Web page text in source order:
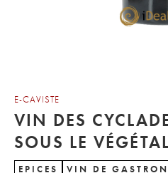
E-CAVISTE
VIN DES
SOUS LE VÉGÉTAL
EPICES VIN DE